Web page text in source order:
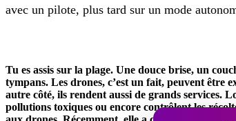
avec un pilote, plus tard sur un mode
Tu es assis sur la plage. Une douce brise, un
tympans. Les drones, c’est un fait, peuvent être
autre côté, ils rendent aussi de grands services.
pollutions toxiques ou encore contrôlent les